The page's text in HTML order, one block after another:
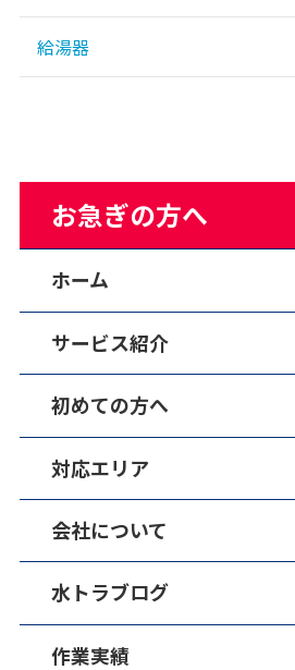
給湯器
お急ぎの方へ
ホーム
サービス紹介
初めての方へ
対応エリア
会社について
水トラブログ
作業実績